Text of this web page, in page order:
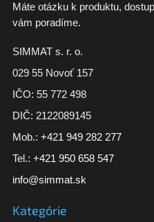
Máte otázku k produktu,
vám poradíme.
SIMMAT s. r. o.
029 55 Novoť 157
IČO: 55 772 498
DIČ: 2122089145
Mob.: +421 949 282 277
Tel.: +421 950 658 547
info@simmat.sk
Kategórie